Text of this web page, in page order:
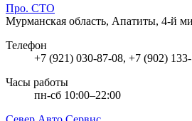
Про. СТО
Мурманская область, Апатиты, 4-й
Телефон
+7 (921) 030-87-08, +7 (902)
Часы работы
пн-сб 10:00–22:00